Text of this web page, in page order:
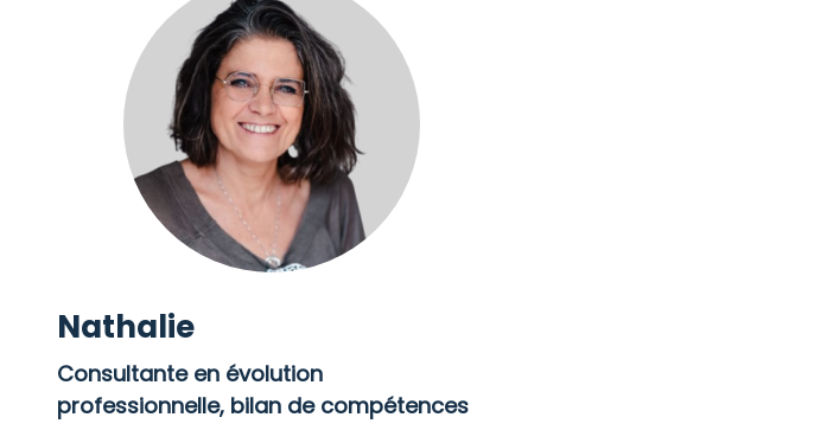
Nathalie
Consultante en évolution
professionnelle, bilan de compétences